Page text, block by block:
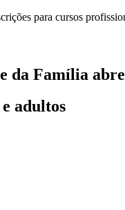
da Família
adultos